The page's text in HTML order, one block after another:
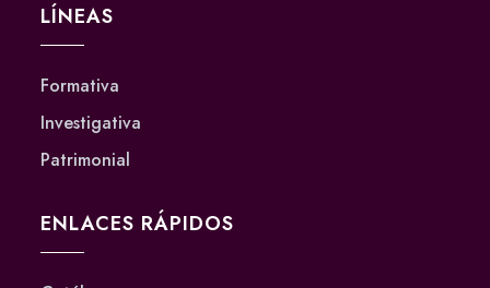
LÍNEAS
Formativa
Investigativa
Patrimonial
ENLACES RÁPIDOS